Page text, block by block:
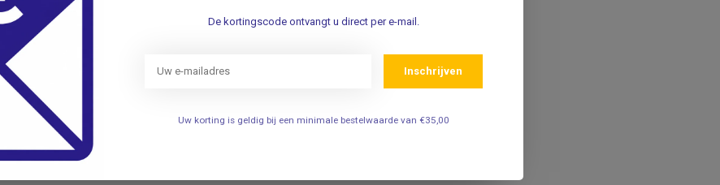
Je beoordeling toevoegen
De kortingscode ontvangt u direct per e-mail.
Inschrijven
Uw korting is geldig bij een minimale bestelwaarde van €35,00